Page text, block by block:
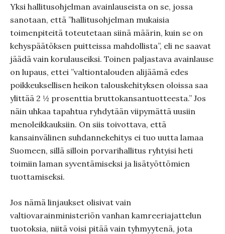
Yksi hallitusohjelman avainlauseista on se, jossa
sanotaan, että ”hallitusohjelman mukaisia
toimenpiteitä toteutetaan siinä määrin, kuin se on
kehyspäätöksen puitteissa mahdollista”, eli ne saavat
jäädä vain korulauseiksi. Toinen paljastava avainlause
on lupaus, ettei ”valtiontalouden alijäämä edes
poikkeuksellisen heikon talouskehityksen oloissa saa
ylittää 2 ½ prosenttia bruttokansantuotteesta.” Jos
näin uhkaa tapahtua ryhdytään viipymättä uusiin
menoleikkauksiin. On siis toivottava, että
kansainvälinen suhdannekehitys ei tuo uutta lamaa
Suomeen, sillä silloin porvarihallitus ryhtyisi heti
toimiin laman syventämiseksi ja lisätyöttömien
tuottamiseksi.
Jos nämä linjaukset olisivat vain
valtiovarainministeriön vanhan kamreeriajattelun
tuotoksia, niitä voisi pitää vain tyhmyytenä, jota